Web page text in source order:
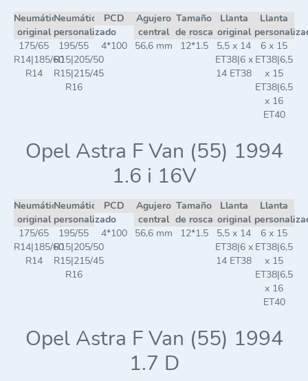
Neumático
original
Neumático
personalizado
PCD
Agujero
central
Tamaño
de rosca
Llanta
original
Llanta
175/65
R14|185/60
R14
195/55
R15|205/50
R15|215/45
R16
4*100 56,6 mm 12*1.5
5,5 x 14
ET38|6 x
14 ET38
6 x 15
ET38|6,5
x 15
ET38|6,5
x 16
ET40
Opel Astra F Van (55) 1994
1.6 i 16V
Neumático
original
Neumático
personalizado
PCD
Agujero
central
Tamaño
de rosca
Llanta
original
Llanta
175/65
R14|185/60
R14
195/55
R15|205/50
R15|215/45
R16
4*100 56,6 mm 12*1.5
5,5 x 14
ET38|6 x
14 ET38
6 x 15
ET38|6,5
x 15
ET38|6,5
x 16
ET40
Opel Astra F Van (55) 1994
1.7 D